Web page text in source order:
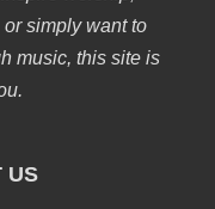
simply want to
music, this site is
US